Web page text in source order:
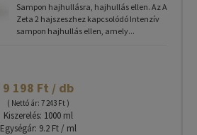
Sampon hajhullásra, hajhullás ellen. Az A
Zeta 2 hajszeszhez kapcsolódó Intenzív
sampon hajhullás ellen, amely...
9 198 Ft / db
( Nettó ár: 7 243 Ft )
Kiszerelés: 1000 ml
Egységár: 9.2 Ft / ml